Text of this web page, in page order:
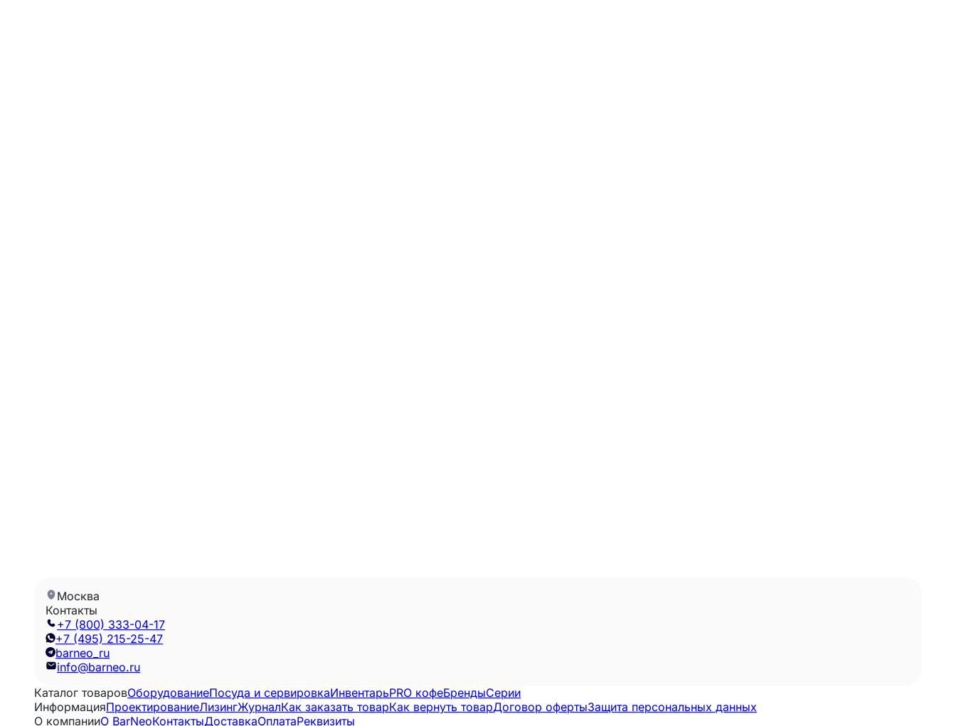
Москва
Контакты
+7 (800) 333-04-17
+7 (495) 215-25-47
barneo_ru
info@barneo.ru
Каталог товаровОборудованиеПосуда и сервировкаИнвентарьPRO кофеБрендыСерии
ИнформацияПроектированиеЛизингЖурналКак заказать товарКак вернуть товарДоговор офертыЗащита персональных данных
О компанииO BarNeoКонтактыДоставкаОплатаРеквизиты